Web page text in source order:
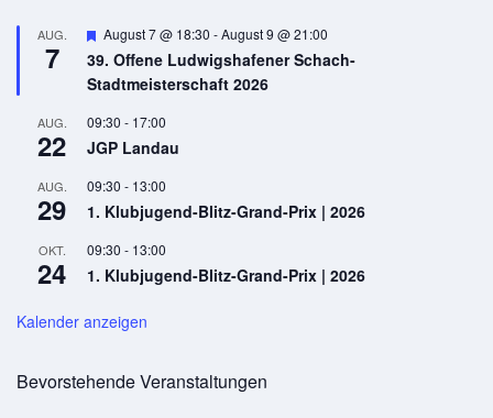
AUG.
7
Hervorgehoben
August 7 @ 18:30 -August 9 @ 21:00
39. Offene Ludwigshafener Schach-
Stadtmeisterschaft 2026
AUG.
22
09:30 - 17:00
JGP Landau
AUG.
29
09:30 - 13:00
1. Klubjugend-Blitz-Grand-Prix | 2026
OKT.
24
09:30 - 13:00
1. Klubjugend-Blitz-Grand-Prix | 2026
Kalender anzeigen
Bevorstehende Veranstaltungen